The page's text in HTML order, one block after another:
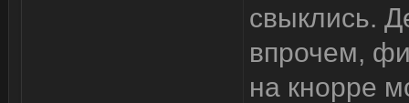
свыклись.
впрочем,
на кнорре